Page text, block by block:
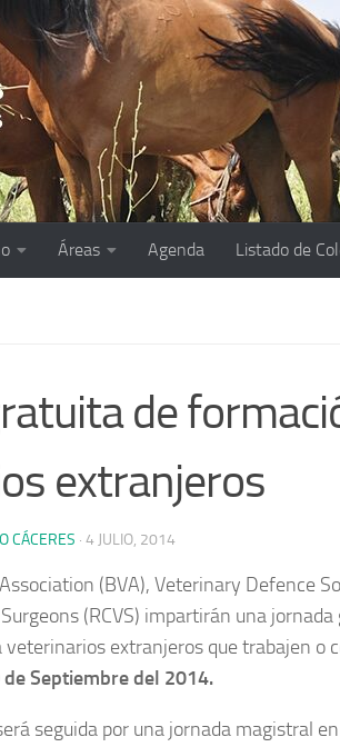
Áreas Agenda Listado de
de
extranjeros
CÁCERES · 4 JULIO, 2014
(BVA), Veterinary Defence
(RCVS) impartirán una
veterinarios extranjeros que trabajen o
de Septiembre del 2014.
seguida por una jornada magistral